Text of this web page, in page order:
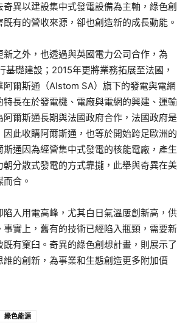
異以建設集中式發電設備為主軸，綠色創
有的營收來源，卻也創造新的成長動能。
新之外，也透過與英國電力公司合作，為
基礎建設；2015年更將業務拓展至法國，
阿爾斯通（Alstom SA）旗下的發電與電網
特長在於發電機、電廠與電網的興建、運輸
阿爾斯通長期與法國政府合作，法國政府是
此收購阿爾斯通，也等於開始跨足歐洲的
通因為經營集中式發電的核能電廠，產生
朝分散式發電的方式靠攏，此舉與奇異在美
合。
陷入用電高峰，尤其白日氣溫屢創新高，供
事實上，舊有的技術已經陷入瓶頸，需要新
既有窠臼。奇異的綠色創想計畫，則展示了
維的創新，為事業和生態創造更多附加價
綠色能源